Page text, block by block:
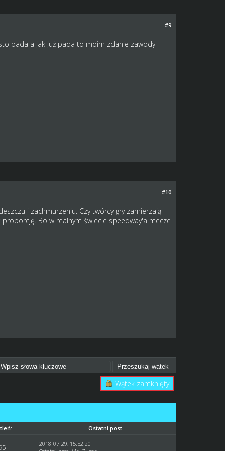
#9
pada a jak już pada to moim zdanie zawody
#10
i zachmurzeniu. Czy twórcy gry zamierzają
Bo w realnym świecie speedway'a mecze
Wątek zamknięty
Ostatni post
2018-07-29, 15:52:20